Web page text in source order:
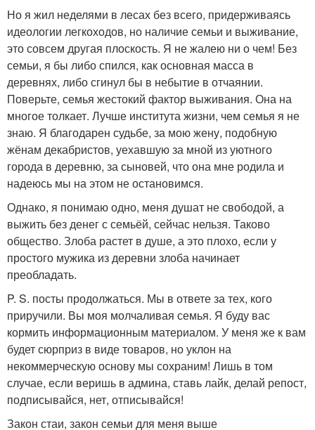
Но я жил неделями в лесах без всего, придерживаясь
идеологии легкоходов, но наличие семьи и выживание,
это совсем другая плоскость. Я не жалею ни о чем! Без
семьи, я бы либо спился, как основная масса в
деревнях, либо сгинул бы в небытие в отчаянии.
Поверьте, семья жестокий фактор выживания. Она на
многое толкает. Лучше института жизни, чем семья я не
знаю. Я благодарен судьбе, за мою жену, подобную
жёнам декабристов, уехавшую за мной из уютного
города в деревню, за сыновей, что она мне родила и
надеюсь мы на этом не остановимся.
Однако, я понимаю одно, меня душат не свободой, а
выжить без денег с семьёй, сейчас нельзя. Таково
общество. Злоба растет в душе, а это плохо, если у
простого мужика из деревни злоба начинает
преобладать.
P. S. посты продолжаться. Мы в ответе за тех, кого
приручили. Вы моя молчаливая семья. Я буду вас
кормить информационным материалом. У меня же к вам
будет сюрприз в виде товаров, но уклон на
некоммерческую основу мы сохраним! Лишь в том
случае, если веришь в админа, ставь лайк, делай репост,
подписывайся, нет, отписывайся!
Закон стаи, закон семьи для меня выше